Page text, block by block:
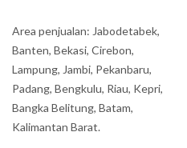
Area penjualan: Jabodetabek,
Banten, Bekasi, Cirebon,
Lampung, Jambi, Pekanbaru,
Padang, Bengkulu, Riau, Kepri,
Bangka Belitung, Batam,
Kalimantan Barat.